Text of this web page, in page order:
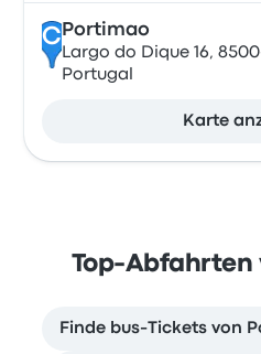
CPortimao
Largo do Dique 16,
Portugal
Karte
Top-Abfahrten
Finde bus-Tickets von